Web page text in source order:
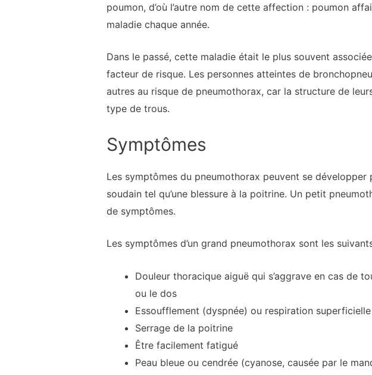
poumon, d’où l’autre nom de cette affection : poumon
maladie chaque année.
Dans le passé, cette maladie était le plus souvent
facteur de risque. Les personnes atteintes de
autres au risque de pneumothorax, car la structure de
type de trous.
Symptômes
Les symptômes du pneumothorax peuvent se développer
soudain tel qu’une blessure à la poitrine. Un petit
de symptômes.
Les symptômes d’un grand pneumothorax sont les
Douleur thoracique aiguë qui s’aggrave en cas de
ou le dos
Essoufflement (dyspnée) ou respiration superficielle
Serrage de la poitrine
Être facilement fatigué
Peau bleue ou cendrée (cyanose, causée par le